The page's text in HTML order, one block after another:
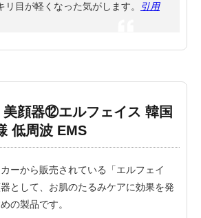
リ目が軽くなった気がします。
引用
美顔器⑫エルフェイス 韓国
低周波 EMS
ーから販売されている「エルフェイ
として、お肌のたるみケアに効果を発
の製品です。